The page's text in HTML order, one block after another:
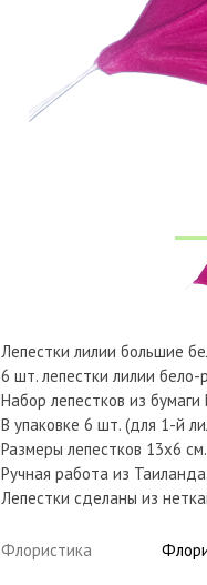
Лепестки лилии большие
6 шт. лепестки лилии
Набор лепестков из
В упаковке 6 шт. (для 1-й
Размеры лепестков 13х6 см.
Ручная работа из Таиланда.
Лепестки сделаны из
Флористика